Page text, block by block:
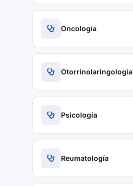
Oncología
Otorrinolaringología
Psicología
Reumatología